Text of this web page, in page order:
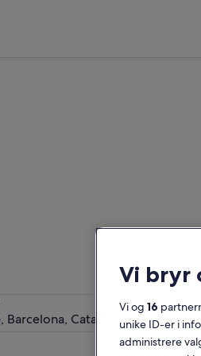
Vi bryr
Vi og 16
unike ID-er i
administrere